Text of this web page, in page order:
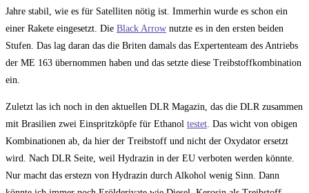
Jahre stabil, wie es für Satelliten nötig ist. Immerhin wurde es schon ein
einer Rakete eingesetzt. Die Black Arrow nutzte es in den ersten beiden
Stufen. Das lag daran das die Briten damals das Expertenteam des Antriebs
der ME 163 übernommen haben und das setzte diese Treibstoffkombination
ein.
Zuletzt las ich noch in den aktuellen DLR Magazin, das die DLR zusammen
mit Brasilien zwei Einspritzköpfe für Ethanol testet . Das wicht von obigen
Kombinationen ab, da hier der Treibstoff und nicht der Oxydator ersetzt
wird. Nach DLR Seite, weil Hydrazin in der EU verboten werden könnte.
Nur macht das erstezn von Hydrazin durch Alkohol wenig Sinn. Dann